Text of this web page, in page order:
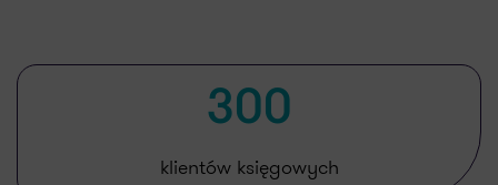
180
ekspertów księgowych